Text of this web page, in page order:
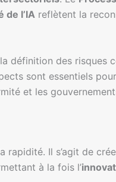
l’IA reflètent la
définition des
sont essentiels pour
et les
rapidité. Il s’agit de
à la fois l’